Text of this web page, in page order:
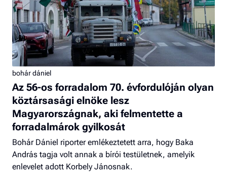
bohár dániel
Az 56-os forradalom 70. évfordulóján olyan
köztársasági elnöke lesz
Magyarországnak, aki felmentette a
forradalmárok gyilkosát
Bohár Dániel riporter emlékeztetett arra, hogy Baka
András tagja volt annak a bírói testületnek, amelyik
enlevelet adott Korbely Jánosnak.